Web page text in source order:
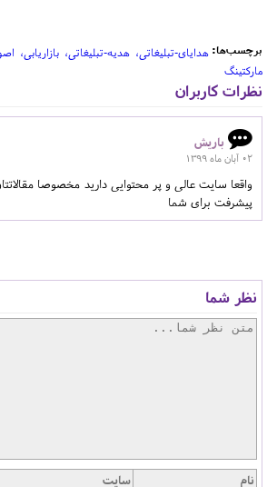
برچسب‌ها: هدایای-تبلیغاتی هدیه-تبلیغاتی بازاریابی
مارکتینگ
نظرات کاربران
باریش
02 آبان ماه 1399
واقعا سایت عالی و پر محتوایی دارید مخصوصا
پیشرفت برای شما
نظر شما